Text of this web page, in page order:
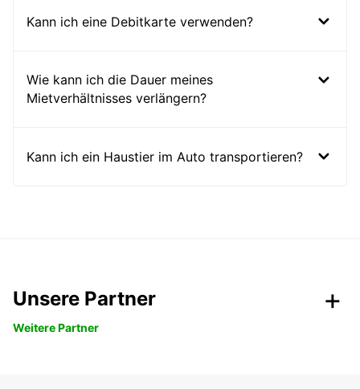
Kann ich eine Debitkarte verwenden?
Wie kann ich die Dauer meines
Mietverhältnisses verlängern?
Kann ich ein Haustier im Auto transportieren?
Unsere Partner
Weitere Partner